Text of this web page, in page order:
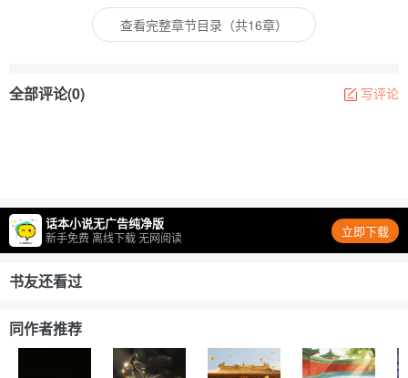
查看完整章节目录（共16章）
全部评论(0) 写评论
话本小说无广告纯净版
新手免费 离线下载 无网阅读 立即下载
书友还看过
同作者推荐